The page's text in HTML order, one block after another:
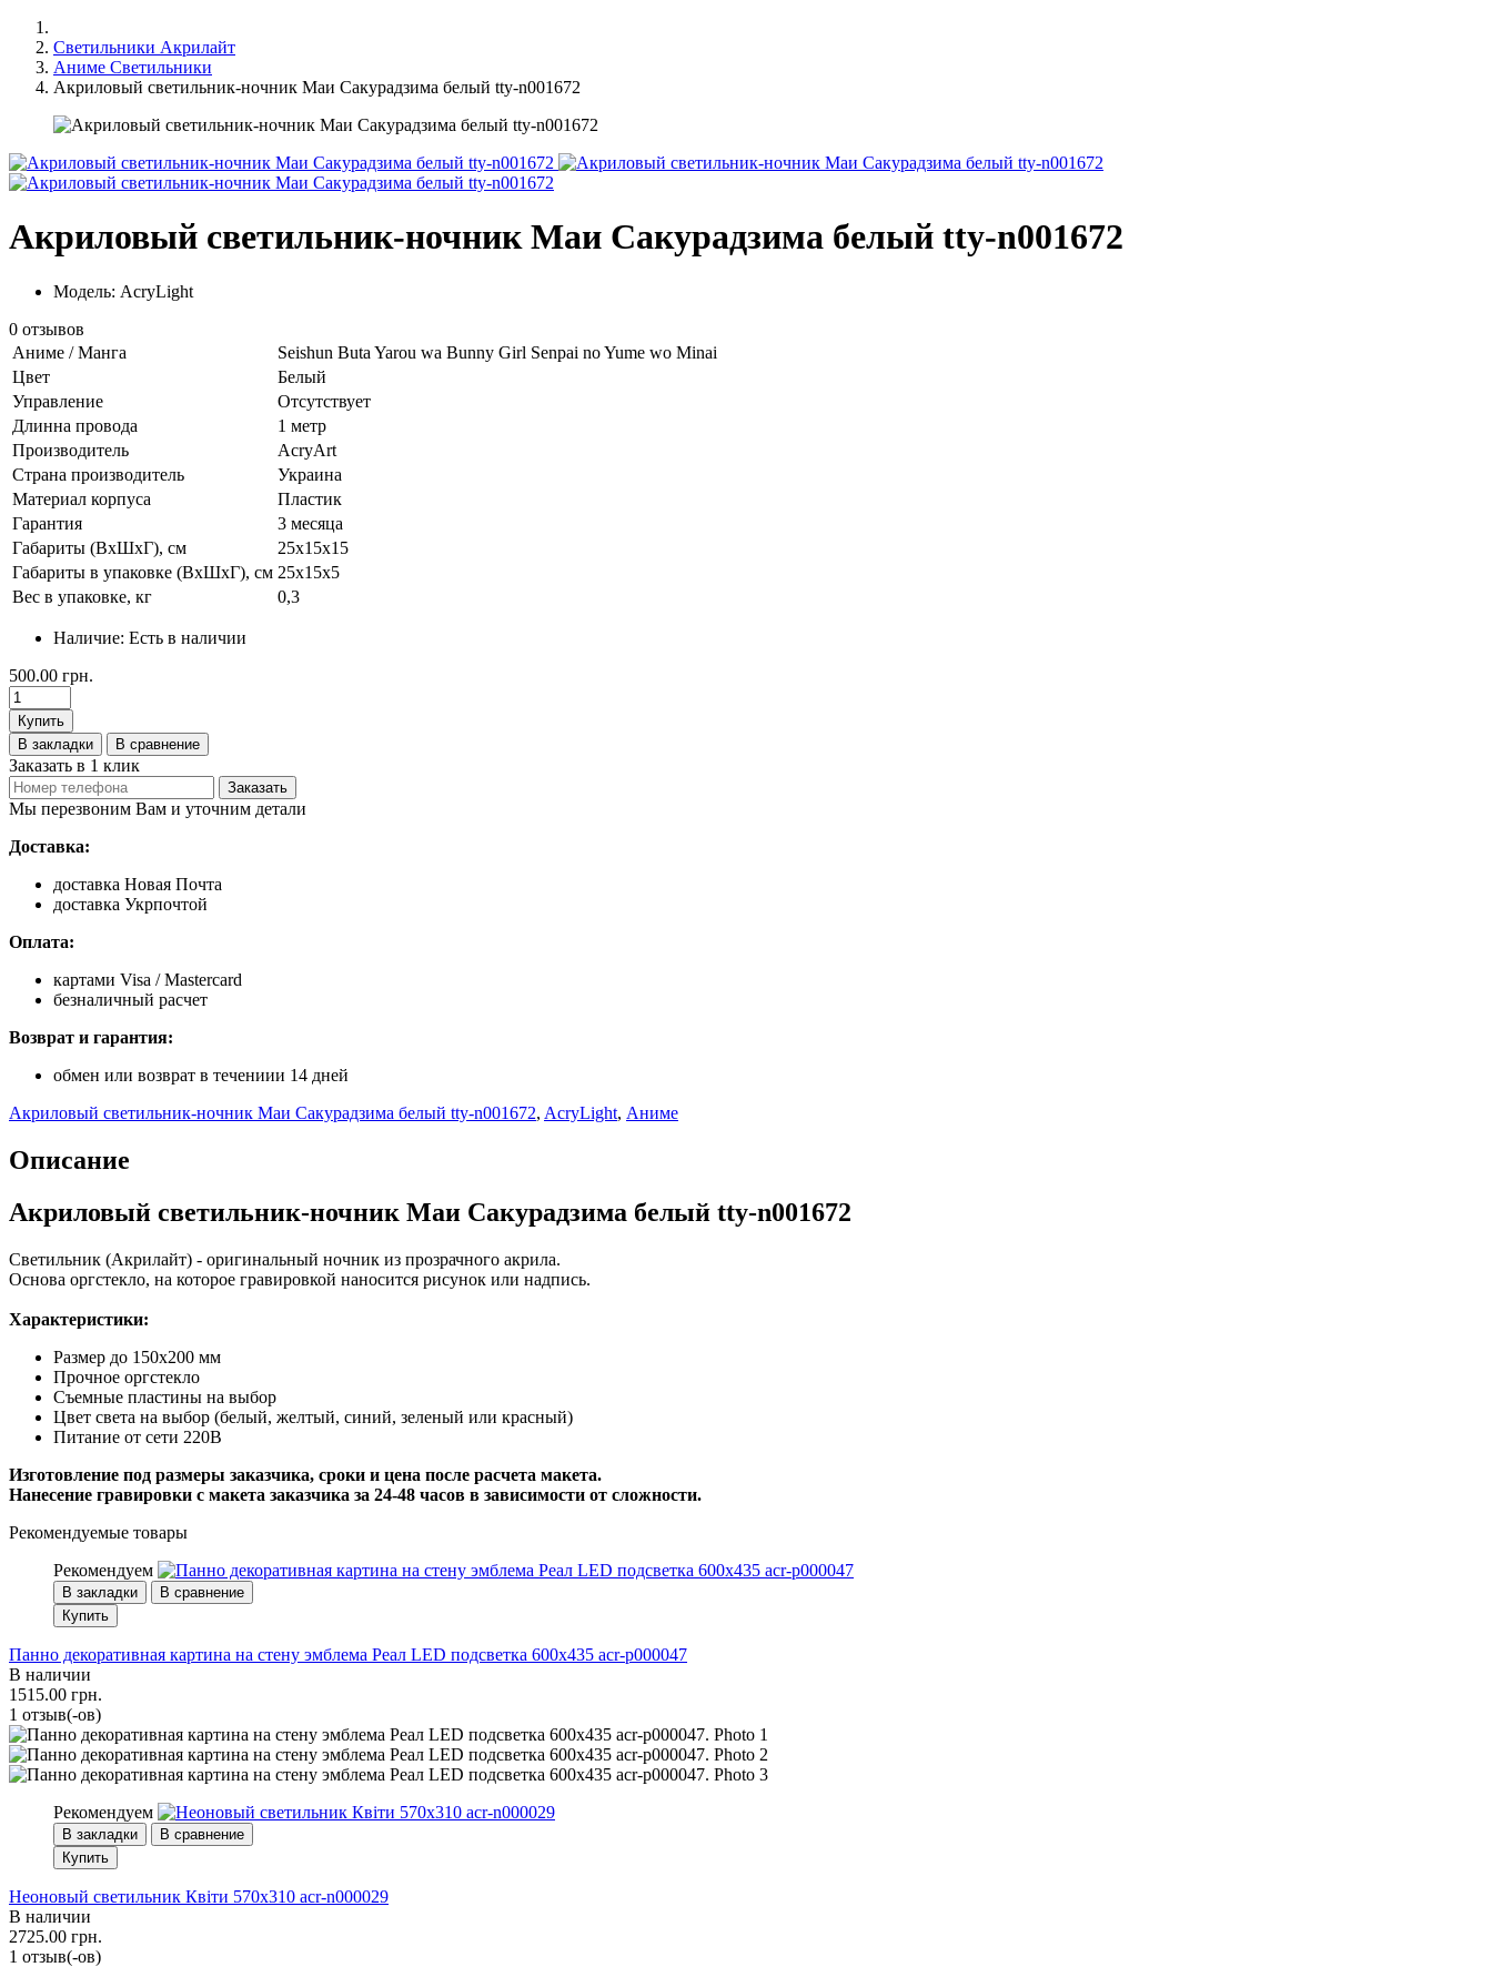
Светильники Акрилайт
Аниме Светильники
Акриловый светильник-ночник Маи Сакурадзима белый tty-n001672
Акриловый светильник-ночник Маи Сакурадзима белый tty-n001672
Модель: AcryLight
0 отзывов
Аниме / Манга
Seishun Buta Yarou wa Bunny Girl Senpai no Yume wo Minai
Цвет
Белый
Управление
Отсутствует
Длинна провода
1 метр
Производитель
AcryArt
Страна производитель
Украина
Материал корпуса
Пластик
Гарантия
3 месяца
Габариты (ВхШхГ), см
25х15х15
Габариты в упаковке (ВхШхГ), см 25х15х5
Вес в упаковке, кг
0,3
Наличие: Есть в наличии
500.00 грн.
Купить
В закладки
В сравнение
Заказать в 1 клик
Заказать
Мы перезвоним Вам и уточним детали
Доставка:
доставка Новая Почта
доставка Укрпочтой
Оплата:
картами Visa / Mastercard
безналичный расчет
Возврат и гарантия:
обмен или возврат в течениии 14 дней
Акриловый светильник-ночник Маи Сакурадзима белый tty-n001672, AcryLight, Аниме
Описание
Акриловый светильник-ночник Маи Сакурадзима белый tty-n001672
Светильник (Акрилайт) - оригинальный ночник из прозрачного акрила.
Основа оргстекло, на которое гравировкой наносится рисунок или надпись.
Характеристики:
Размер до 150х200 мм
Прочное оргстекло
Съемные пластины на выбор
Цвет света на выбор (белый, желтый, синий, зеленый или красный)
Питание от сети 220В
Изготовление под размеры заказчика, сроки и цена после расчета макета.
Нанесение гравировки с макета заказчика за 24-48 часов в зависимости от сложности.
Рекомендуемые товары
Рекомендуем
В закладки
В сравнение
Купить
Панно декоративная картина на стену эмблема Реал LED подсветка 600х435 acr-p000047
В наличии
1515.00 грн.
1 отзыв(-ов)
Рекомендуем
В закладки
В сравнение
Купить
Неоновый светильник Квіти 570х310 acr-n000029
В наличии
2725.00 грн.
1 отзыв(-ов)